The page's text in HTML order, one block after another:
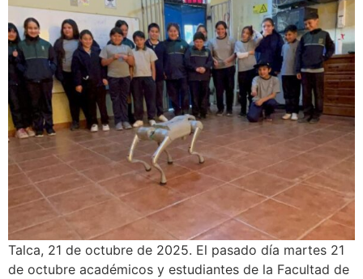
Talca, 21 de octubre de 2025. El pasado día martes 21
de octubre académicos y estudiantes de la Facultad de